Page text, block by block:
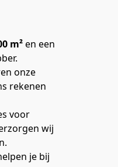
m² en een
onze
rekenen
je bij